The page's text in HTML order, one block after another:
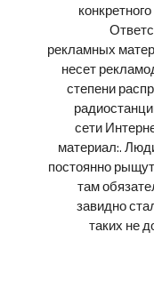
рекламных
несет
степени
сети
материал:.
постоянно
там
завидно
таких не